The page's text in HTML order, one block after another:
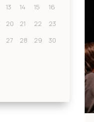
13 14 15
16
20 21 22
23
27 28 29
30